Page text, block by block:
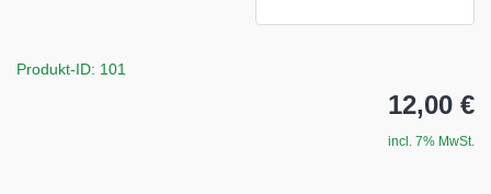
Produkt-ID: 101
12,00 €
incl. 7% MwSt.